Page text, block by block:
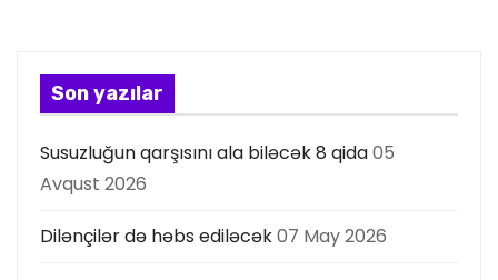
s
ı
Son yazılar
Susuzluğun qarşısını ala biləcək 8 qida05
Avqust 2026
Dilənçilər də həbs ediləcək07 May 2026